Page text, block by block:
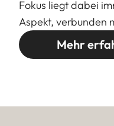
Fokus liegt dabei
Aspekt, verbunden
Mehr